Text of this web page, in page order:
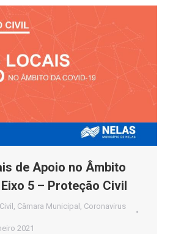
de Apoio no Âmbito
5 – Proteção Civil
, Câmara Municipal , Coronavirus
2021